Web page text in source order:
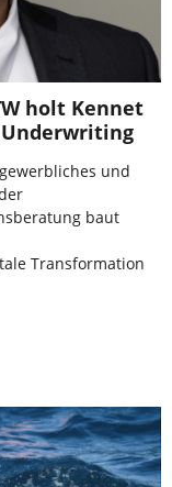
holt Kennet
und
baut
Transformation